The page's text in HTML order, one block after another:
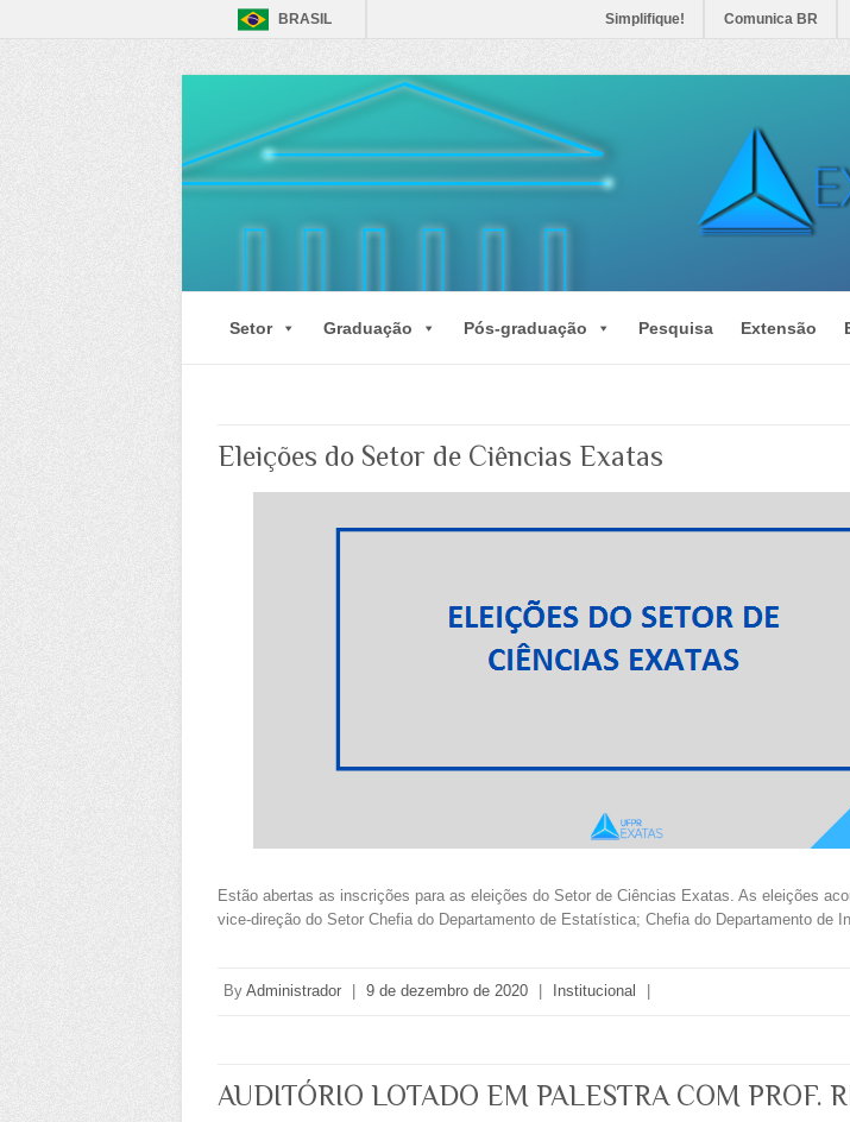
BRASIL Simplifique! Comunica BR
Setor Graduação Pós-graduação Pesquisa Extensão
Eleições do Setor de Ciências Exatas
Estão abertas as inscrições para as eleições do Setor de Ciências Exatas. As eleições
vice-direção do Setor Chefia do Departamento de Estatística; Chefia do Departamento de
By Administrador | 9 de dezembro de 2020 | Institucional |
AUDITÓRIO LOTADO EM PALESTRA COM PROF.